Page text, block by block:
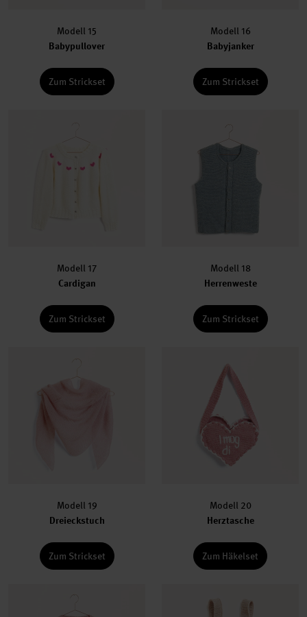
Modell 15
Babypullover
Zum Strickset
Modell 16
Babyjanker
Zum Strickset
Modell 17
Cardigan
Zum Strickset
Modell 18
Herrenweste
Zum Strickset
Modell 19
Dreieckstuch
Zum Strickset
Modell 20
Herztasche
Zum Häkelset